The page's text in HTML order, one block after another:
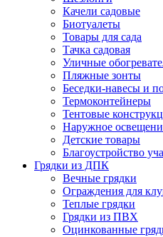
Качели садовые
Биотуалеты
Товары для сада
Тачка садовая
Уличные
Пляжные зонты
Беседки-навесы и
Термоконтейнеры
Тентовые
Наружное
Детские товары
Благоустройство
Грядки из ДПК
Вечные грядки
Ограждения для
Теплые грядки
Грядки из ПВХ
Оцинкованные